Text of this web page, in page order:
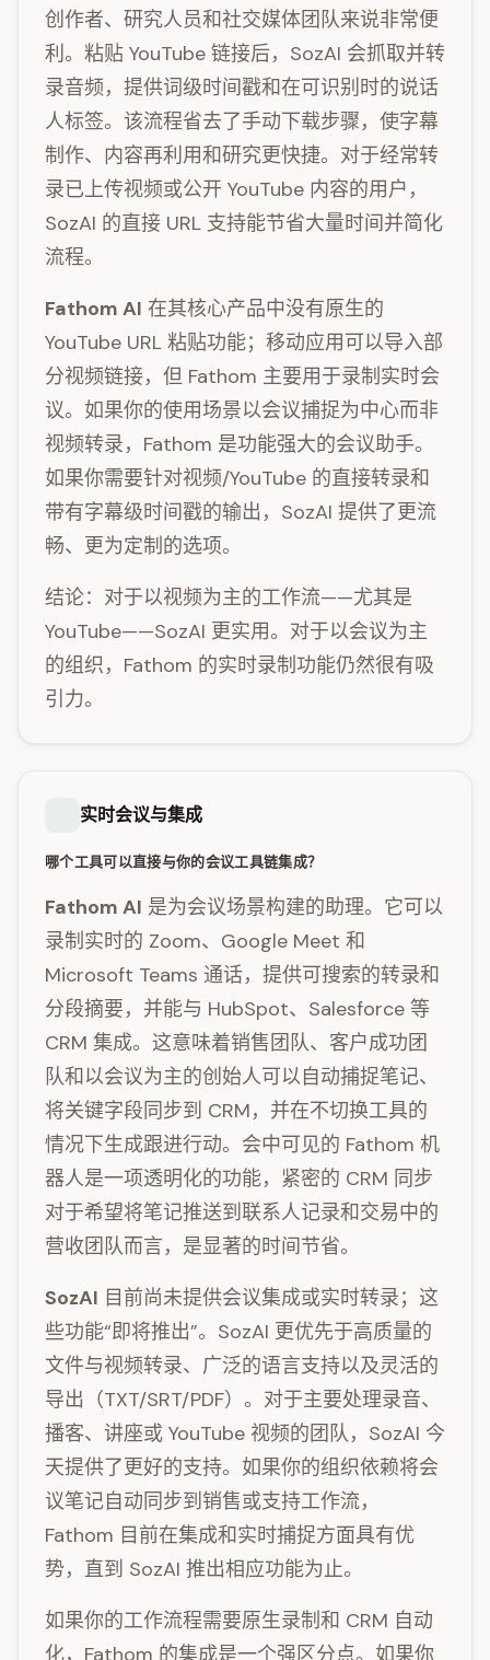
创作者、研究人员和社交媒体团队来说非常便
利。粘贴 YouTube 链接后，SozAI 会抓取并转
录音频，提供词级时间戳和在可识别时的说话
人标签。该流程省去了手动下载步骤，使字幕
制作、内容再利用和研究更快捷。对于经常转
录已上传视频或公开 YouTube 内容的用户，
SozAI 的直接 URL 支持能节省大量时间并简化
流程。
Fathom AI 在其核心产品中没有原生的
YouTube URL 粘贴功能；移动应用可以导入部
分视频链接，但 Fathom 主要用于录制实时会
议。如果你的使用场景以会议捕捉为中心而非
视频转录，Fathom 是功能强大的会议助手。
如果你需要针对视频/YouTube 的直接转录和
带有字幕级时间戳的输出，SozAI 提供了更流
畅、更为定制的选项。
结论：对于以视频为主的工作流——尤其是
YouTube——SozAI 更实用。对于以会议为主
的组织，Fathom 的实时录制功能仍然很有吸
引力。
实时会议与集成
哪个工具可以直接与你的会议工具链集成？
Fathom AI 是为会议场景构建的助理。它可以
录制实时的 Zoom、Google Meet 和
Microsoft Teams 通话，提供可搜索的转录和
分段摘要，并能与 HubSpot、Salesforce 等
CRM 集成。这意味着销售团队、客户成功团
队和以会议为主的创始人可以自动捕捉笔记、
将关键字段同步到 CRM，并在不切换工具的
情况下生成跟进行动。会中可见的 Fathom 机
器人是一项透明化的功能，紧密的 CRM 同步
对于希望将笔记推送到联系人记录和交易中的
营收团队而言，是显著的时间节省。
SozAI 目前尚未提供会议集成或实时转录；这
些功能“即将推出”。SozAI 更优先于高质量的
文件与视频转录、广泛的语言支持以及灵活的
导出（TXT/SRT/PDF）。对于主要处理录音、
播客、讲座或 YouTube 视频的团队，SozAI 今
天提供了更好的支持。如果你的组织依赖将会
议笔记自动同步到销售或支持工作流，
Fathom 目前在集成和实时捕捉方面具有优
势，直到 SozAI 推出相应功能为止。
如果你的工作流程需要原生录制和 CRM 自动
化，Fathom 的集成是一个强区分点。如果你